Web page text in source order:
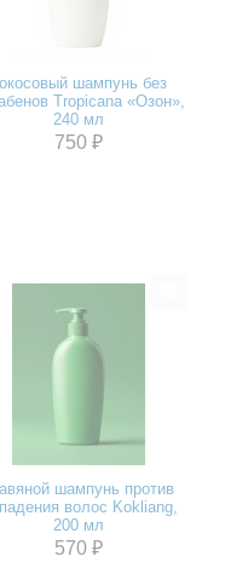
шампунь без
Tropicana «Озон»,
240 мл
750 ₽
шампунь против
волос Kokliang,
200 мл
570 ₽